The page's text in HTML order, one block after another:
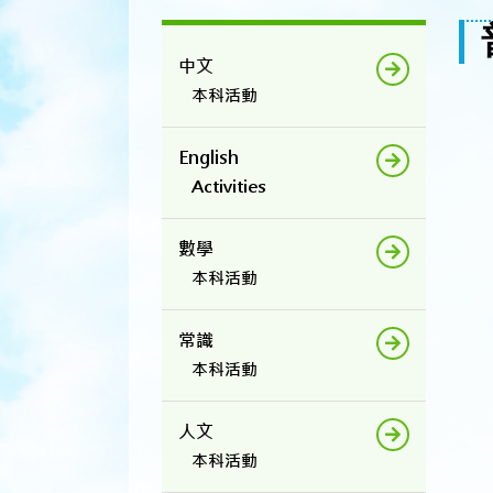
中文
本科活動
English
Activities
數學
本科活動
常識
本科活動
人文
本科活動